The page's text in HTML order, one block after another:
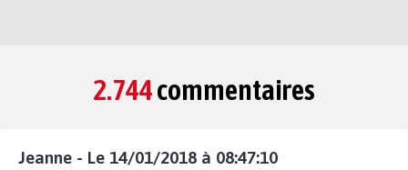
2.744commentaires
Jeanne - Le 14/01/2018 à 08:47:10